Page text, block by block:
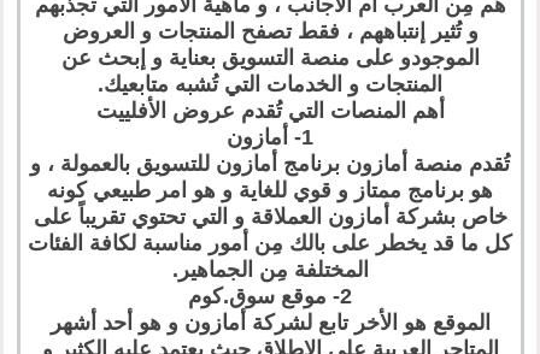
هم مِن العرب أم الأجانب ، و ماهية الأمور التي تجذبهم
و تُثير إنتباههم ، فقط تصفح المنتجات و العروض
الموجودو على منصة التسويق بعناية و إبحث عن
المنتجات و الخدمات التي تُشبه متابعيك.
أهم المنصات التي تُقدم عروض الأفلييت
1- أمازون
تُقدم منصة أمازون برنامج أمازون للتسويق بالعمولة ، و
هو برنامج ممتاز و قوي للغاية و هو امر طبيعي كونه
خاص بشركة أمازون العملاقة و التي تحتوي تقريباً على
كل ما قد يخطر على بالك مِن أمور مناسبة لكافة الفئات
المختلفة مِن الجماهير.
2- موقع سوق.كوم
الموقع هو الأخر تابع لشركة أمازون و هو أحد أشهر